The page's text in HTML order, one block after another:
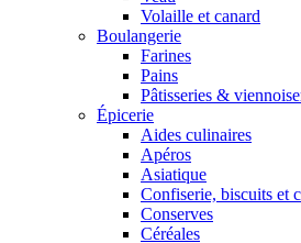
Volaille et canard
Boulangerie
Farines
Pains
Pâtisseries &
Épicerie
Aides culinaires
Apéros
Asiatique
Confiserie, biscuits et
Conserves
Céréales